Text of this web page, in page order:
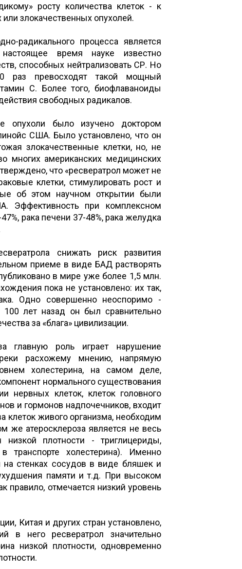
росту количества клеток - к
злокачественных опухолей.
радикального процесса является
время науке известно
способных нейтрализовать СР. Но
раз превосходят такой мощный
С. Более того, биофлаваноиды
свободных радикалов.
опухоли было изучено доктором
США. Было установлено, что он
злокачественные клетки, но, не
многих американских медицинских
что «ресвератрол может не
клетки, стимулировать рост и
об этом научном открытии были
Эффективность при комплексном
рака печени 37-48%, рака желудка
снижать риск развития
приеме в виде БАД растворять
в мире уже более 1,5 млн.
пока не установлено: их так,
Одно совершенно неоспоримо -
100 лет назад он был сравнительно
за «блага» цивилизации.
главную роль играет нарушение
расхожему мнению, напрямую
холестерина, на самом деле,
нормального существования
нервных клеток, клеток головного
и гормонов надпочечников, входит
клеток живого организма, необходим
же атеросклероза является не весь
плотности - триглицериды,
транспорте холестерина). Именно
на стенках сосудов в виде бляшек и
памяти и т.д. При высоком
правило, отмечается низкий уровень
Китая и других стран установлено,
в него ресвератрол значительно
низкой плотности, одновременно